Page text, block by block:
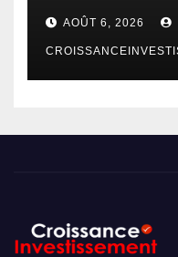
AOÛT 6, 2026